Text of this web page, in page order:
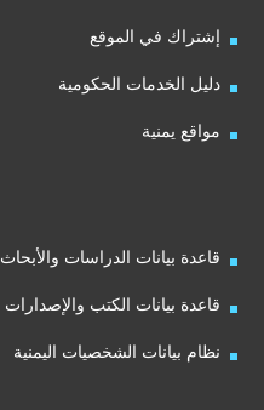
إشتراك في الموقع
دليل الخدمات الحكومية
مواقع يمنية
قاعدة بيانات الدراسات والأبحاث
قاعدة بيانات الكتب والإصدارات
نظام بيانات الشخصيات اليمنية